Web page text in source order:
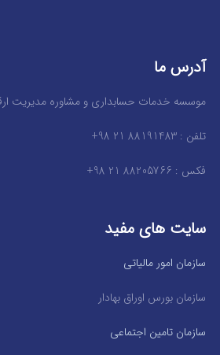
آدرس ما
موسسه خدمات حسابداری و مشاوره مدیریت
تلفن : 88191483 21 98+
فکس : 88205766 21 98+
سایت های مفید
سازمان امور مالیاتی
سازمان بورس اوراق بهادار
سازمان تامین اجتماعی